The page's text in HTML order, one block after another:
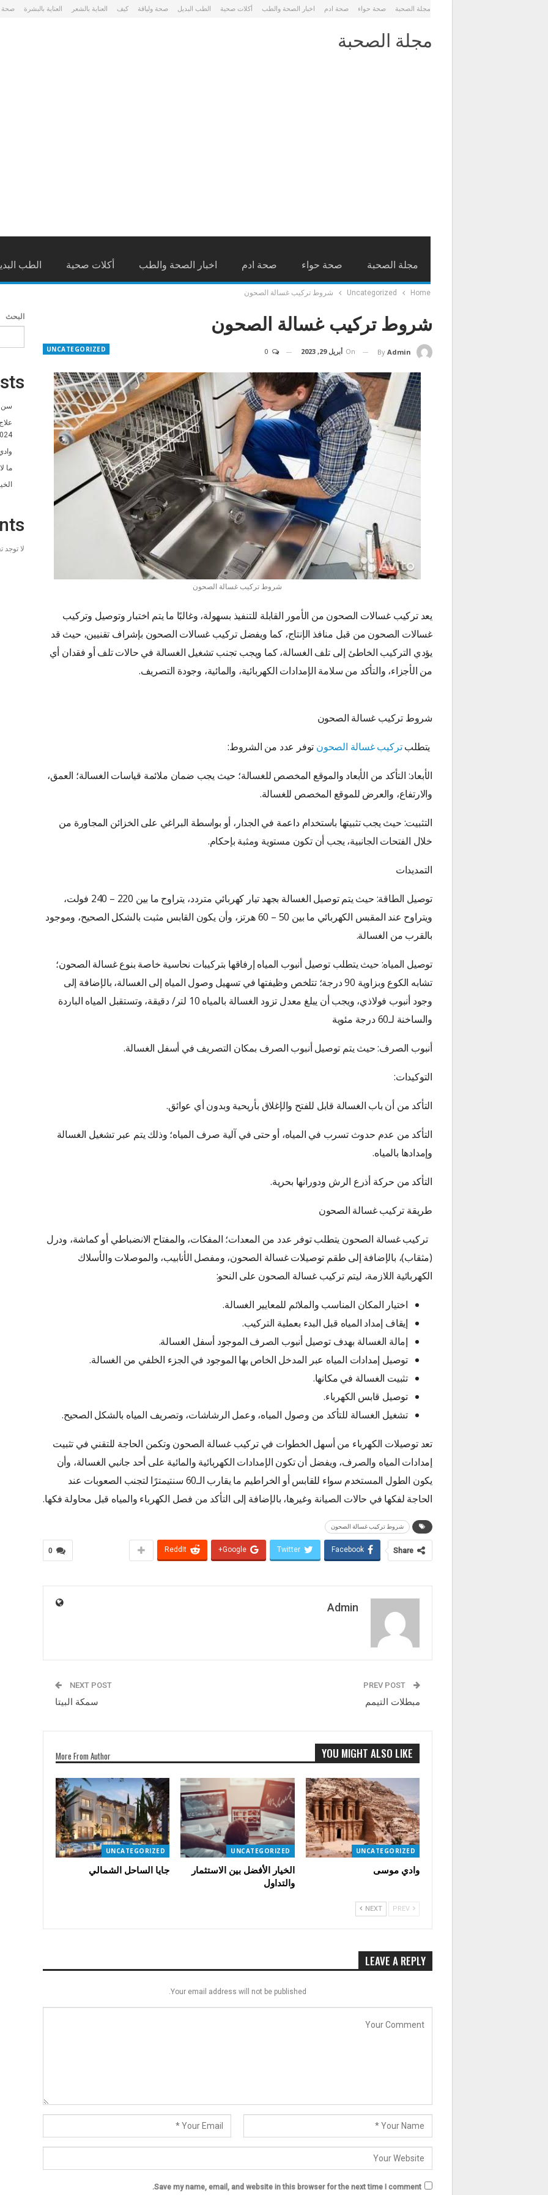
مجلة الصحبة صحة حواء صحة ادم اخبار الصحة والطب أكلات صحية الطب البديل صحة ولياقة كيف العناية بالشعر العناية بالبشرة صحة
مجلة الصحبة
مجلة الصحبة صحة حواء صحة ادم اخبار الصحة والطب أكلات صحية الطب
Home
Uncategorized شروط تركيب غسالة الصحون
شروط تركيب غسالة الصحون
UNCATEGORIZED By Admin
On أبريل 29, 2023
شروط تركيب غسالة الصحون
يعد تركيب غسالات الصحون من الأمور القابلة للتنفيذ بسهولة، وغالبًا ما يتم اختبار وتوصيل وتركيب
غسالات الصحون من قبل منافذ الإنتاج، كما ويفضل تركيب غسالات الصحون بإشراف تقنيين، حيث قد
يؤدي التركيب الخاطئ إلى تلف الغسالة، كما ويجب تجنب تشغيل الغسالة في حالات تلف أو فقدان أي
من الأجزاء، والتأكد من سلامة الإمدادات الكهربائية، والمائية، وجودة التصريف.
شروط تركيب غسالة الصحون
يتطلبتركيب غسالة الصحون توفر عدد من الشروط:
الأبعاد: التأكد من الأبعاد والموقع المخصص للغسالة؛ حيث يجب ضمان ملائمة قياسات الغسالة؛ العمق،
والارتفاع، والعرض للموقع المخصص للغسالة.
التثبيت: حيث يجب تثبيتها باستخدام داعمة في الجدار، أو بواسطة البراغي على الخزائن المجاورة من
خلال الفتحات الجانبية، يجب أن تكون مستوية ومثبة بإحكام.
التمديدات
توصيل الطاقة: حيث يتم توصيل الغسالة بجهد تيار كهربائي متردد، يتراوح ما بين 220 – 240 فولت،
ويتراوح عند المقبس الكهربائي ما بين 50 – 60 هرتز، وأن يكون القابس مثبت بالشكل الصحيح، وموجود
بالقرب من الغسالة.
توصيل المياه: حيث يتطلب توصيل أنبوب المياه إرفاقها بتركيبات نحاسية خاصة بنوع غسالة الصحون؛
تشابه الكوع وبزاوية 90 درجة؛ تتلخص وظيفتها في تسهيل وصول المياه إلى الغسالة، بالإضافة إلى
وجود أنبوب فولاذي، ويجب أن يبلغ معدل تزود الغسالة بالمياه 10 لتر/ دقيقة، وتستقبل المياه الباردة
والساخنة لـ60 درجة مئوية
أنبوب الصرف: حيث يتم توصيل أنبوب الصرف بمكان التصريف في أسفل الغسالة.
التوكيدات:
التأكد من أن باب الغسالة قابل للفتح والإغلاق بأريحية وبدون أي عوائق.
التأكد من عدم حدوث تسرب في المياه، أو حتى في آلية صرف المياه؛ وذلك يتم عبر تشغيل الغسالة
وإمدادها بالمياه.
التأكد من حركة أذرع الرش ودورانها بحرية.
طريقة تركيب غسالة الصحون
تركيب غسالة الصحون يتطلب توفر عدد من المعدات؛ المفكات، والمفتاح الانضباطي أو كماشة، ودرل
(مثقاب)، بالإضافة إلى طقم توصيلات غسالة الصحون، ومفصل الأنابيب، والموصلات والأسلاك
الكهربائية اللازمة، ليتم تركيب غسالة الصحون على النحو:
اختيار المكان المناسب والملائم للمعايير الغسالة.
إيقاف إمداد المياه قبل البدء بعملية التركيب.
إمالة الغسالة بهدف توصيل أنبوب الصرف الموجود أسفل الغسالة.
توصيل إمدادات المياه عبر المدخل الخاص بها الموجود في الجزء الخلفي من الغسالة.
تثبيت الغسالة في مكانها.
توصيل قابس الكهرباء.
تشغيل الغسالة للتأكد من وصول المياه، وعمل الرشاشات، وتصريف المياه بالشكل الصحيح.
تعد توصيلات الكهرباء من أسهل الخطوات في تركيب غسالة الصحون وتكمن الحاجة للتقني في تثبيت
إمدادات المياه والصرف، ويفضل أن تكون الإمدادات الكهربائية والمائية على أحد جانبي الغسالة، وأن
يكون الطول المستخدم سواء للقابس أو الخراطيم ما يقارب الـ60 سنتيمترًا لتجنب الصعوبات عند
الحاجة لفكها في حالات الصيانة وغيرها، بالإضافة إلى التأكد من فصل الكهرباء والمياه قبل محاولة فكها.
شروط تركيب غسالة الصحون
0 Share
Facebook
Twitter
Google+
ReddIt
Admin
مبطلات التيمم
NEXT POST
سمكة البيتا
YOU MIGHT ALSO LIKE
More From Author
UNCATEGORIZED
وادي موسى
UNCATEGORIZED
الخيار الأفضل بين الاستثمار
والتداول
UNCATEGORIZED
جايا الساحل الشمالي
NEXT
LEAVE A REPLY
Your email address will not be published.
Save my name, email, and website in this browser for the next time I comment.
البحث
سن
ما
لا